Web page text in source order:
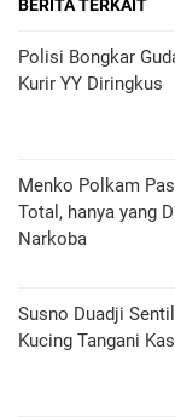
BERITA TERKAIT
Polisi Bongkar
Kurir YY Diringkus
Menko Polkam
Total, hanya yang
Narkoba
Susno Duadji
Kucing Tangani